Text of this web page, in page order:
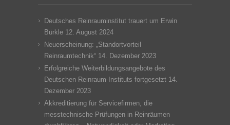
Deutsches Reinrauminstitut trauert um Erwin
Bürkle 12. August 2024
Neuerscheinung: „Standortvorteil
Reinraumtechnik“ 14. Dezember 2023
Erfolgreiche Weiterbildungsangebote des
Deutschen Reinraum-Instituts fortgesetzt 14.
Dezember 2023
Akkreditierung für Servicefirmen, die
messtechnische Prüfungen in Reinräumen